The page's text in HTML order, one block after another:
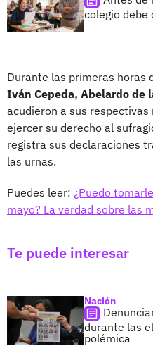
colegio
Durante las primeras horas
Iván Cepeda, Abelardo de
acudieron a sus
ejercer su derecho al
registra sus declaraciones
las urnas.
Puedes leer: ¿Puedo
mayo? La verdad sobre las
Te puede interesar
Nación
durante las
polémica